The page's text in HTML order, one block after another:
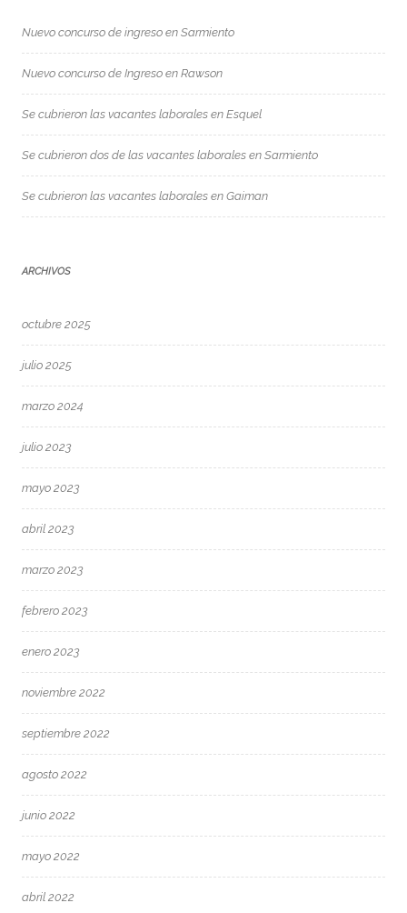
Nuevo concurso de ingreso en Sarmiento
Nuevo concurso de Ingreso en Rawson
Se cubrieron las vacantes laborales en Esquel
Se cubrieron dos de las vacantes laborales en Sarmiento
Se cubrieron las vacantes laborales en Gaiman
ARCHIVOS
octubre 2025
julio 2025
marzo 2024
julio 2023
mayo 2023
abril 2023
marzo 2023
febrero 2023
enero 2023
noviembre 2022
septiembre 2022
agosto 2022
junio 2022
mayo 2022
abril 2022